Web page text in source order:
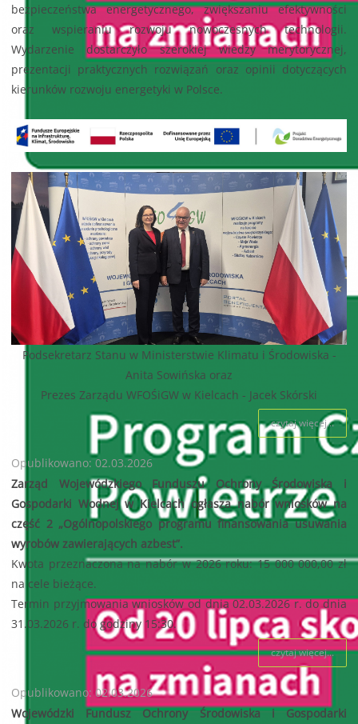
bezpieczeństwa energetycznego, zwiększaniu efektywności
oraz wspieraniu rozwoju nowoczesnych technologii.
Wydarzenie dostarczyło szerokiej wiedzy merytorycznej,
prezentacji praktycznych rozwiązań oraz opinii dotyczących
kierunków rozwoju energetyki w Polsce.
Podsekretarz Stanu w Ministerstwie Klimatu i Środowiska -
Anita Sowińska oraz
Prezes Zarządu WFOŚiGW w Kielcach - Jacek Skórski
czytaj więcej...
Opublikowano: 02.03.2026
Zarząd Wojewódzkiego Funduszu Ochrony Środowiska i
Gospodarki Wodnej w Kielcach ogłasza nabór wniosków na
część 2 „Ogólnopolskiego programu finansowania usuwania
wyrobów zawierających azbest”.
Kwota przeznaczona na nabór w 2026 roku: 15 000 000,00 zł
na cele bieżące.
Termin przyjmowania wniosków od dnia 02.03.2026 r. do dnia
31.03.2026 r. do godziny 15:30.
czytaj więcej...
Opublikowano: 02.03.2026
Wojewódzki Fundusz Ochrony Środowiska i Gospodarki